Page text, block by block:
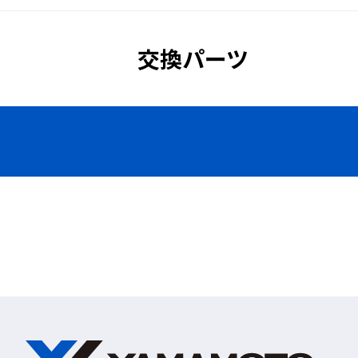
一般の人が通りがかった建設現場など
(※)使用環境によって異なりますが、
交換パーツ